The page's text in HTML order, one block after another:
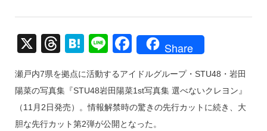
X T
e
a
d
H
e
n
a
Li
e
F
c
e
b
Share
瀬戸内7県を拠点に活動するアイドルグループ・STU48・岩田
陽菜の写真集『STU48岩田陽菜1st写真集 選べないクレヨン』
（11月2日発売）。情報解禁時の驚きの先行カットに続き、大
胆な先行カット第2弾が公開となった。